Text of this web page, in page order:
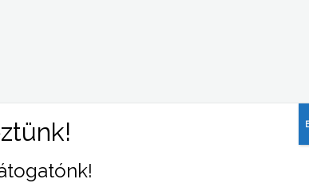
„Út a munkához” programról hallhattak